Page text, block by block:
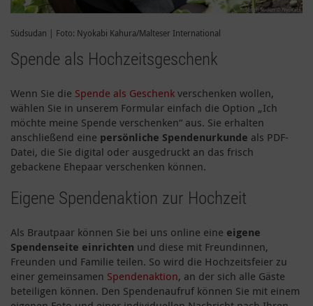
Südsudan | Foto: Nyokabi Kahura/Malteser International
Spende als Hochzeitsgeschenk
Wenn Sie die Spende als Geschenk verschenken wollen,
wählen Sie in unserem Formular einfach die Option „Ich
möchte meine Spende verschenken“ aus. Sie erhalten
anschließend eine persönliche Spendenurkunde als PDF-
Datei, die Sie digital oder ausgedruckt an das frisch
gebackene Ehepaar verschenken können.
Eigene Spendenaktion zur Hochzeit
Als Brautpaar können Sie bei uns online eine eigene
Spendenseite einrichten und diese mit Freundinnen,
Freunden und Familie teilen. So wird die Hochzeitsfeier zu
einer gemeinsamen Spendenaktion, an der sich alle Gäste
beteiligen können. Den Spendenaufruf können Sie mit einem